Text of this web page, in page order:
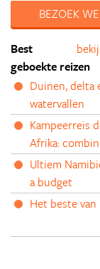
BEZOEK
Best
geboekte reizen
Duinen, delta
watervallen
Kampeerreis
Afrika:
Ultiem
a budget
Het beste van